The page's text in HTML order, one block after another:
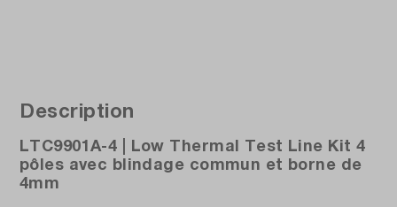
Description
LTC9901A-4 | Low Thermal Test Line Kit 4
pôles avec blindage commun et borne de
4mm